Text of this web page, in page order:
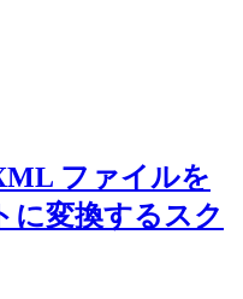
ファイルを
に変換するスク